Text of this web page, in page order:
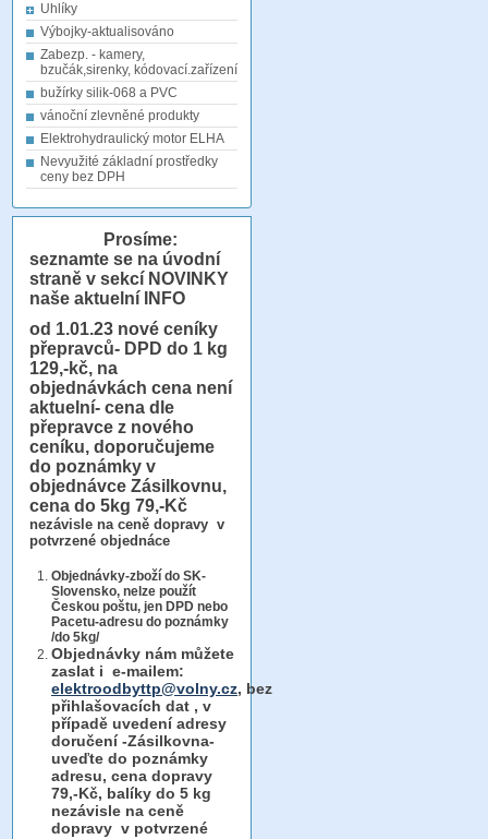
Uhlíky
Výbojky-aktualisováno
Zabezp. - kamery,
bzučák,sirenky, kódovací.zařízení
bužírky silik-068 a PVC
vánoční zlevněné produkty
Elektrohydraulický motor ELHA
Nevyužité základní prostředky
ceny bez DPH
Prosíme:
seznamte se na úvodní
straně v sekcí NOVINKY
naše aktuelní INFO
od 1.01.23 nové ceníky
přepravců- DPD do 1 kg
129,-kč, na
objednávkách cena není
aktuelní- cena dle
přepravce z nového
ceníku, doporučujeme
do poznámky v
objednávce Zásilkovnu,
cena do 5kg 79,-Kč
nezávisle na ceně dopravy v
potvrzené objednáce
Objednávky-zboží do SK-
Slovensko, nelze použít
Českou poštu, jen DPD nebo
Pacetu-adresu do poznámky
/do 5kg/
Objednávky nám můžete
zaslat i e-mailem:
elektroodbyttp@volny.cz, bez
přihlašovacích dat , v
případě uvedení adresy
doručení -Zásilkovna-
uveďte do poznámky
adresu, cena dopravy
79,-Kč, balíky do 5 kg
nezávisle na ceně
dopravy v potvrzené